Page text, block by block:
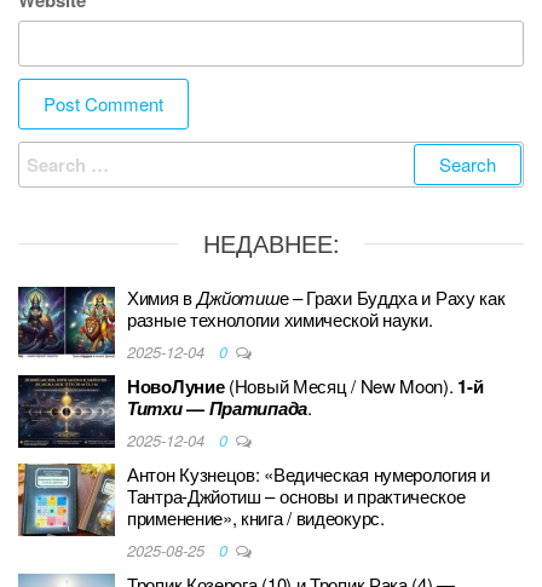
Search
for:
НЕДАВНЕЕ:
Химия вДжйотише – Грахи Буддха и Раху как
разные технологии химической науки.
2025-12-04 0
НовоЛуние(Новый Месяц / New Moon). 1-й
Титхи—Пратипада.
2025-12-04 0
Антон Кузнецов: «Ведическая нумерология и
Тантра-Джйотиш – основы и практическое
применение», книга / видеокурс.
2025-08-25 0